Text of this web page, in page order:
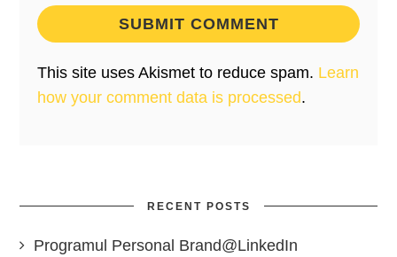
This site uses Akismet to reduce spam. Learn
how your comment data is processed.
RECENT POSTS
Programul Personal Brand@LinkedIn